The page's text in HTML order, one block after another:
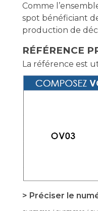
Comme
spot bénéficiant
production de
RÉFÉRENCE
La référence est
> Préciser le